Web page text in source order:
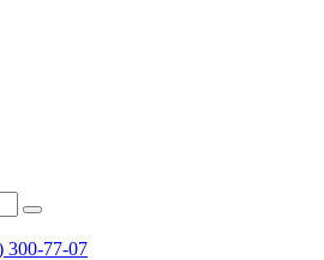
300-77-07